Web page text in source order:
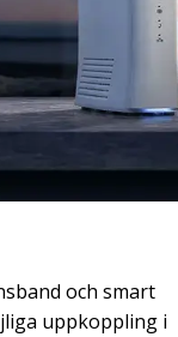
och smart
uppkoppling i